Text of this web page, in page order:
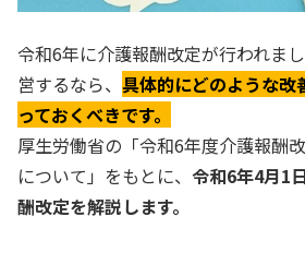
令和6年に介護報酬改定が行われま
営するなら、 具体的にどのような改
っておくべきです。
厚生労働省の「令和6年度介護報酬
について」をもとに、 令和6年4月1
酬改定を解説します。